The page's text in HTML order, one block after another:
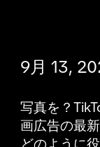
9月 13,
写真を？
画広告の最
どのように